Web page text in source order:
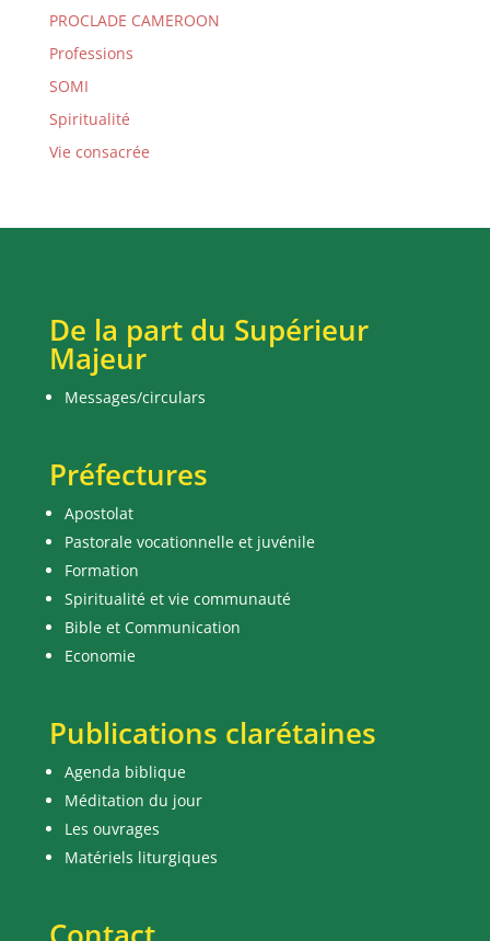
PROCLADE CAMEROON
Professions
SOMI
Spiritualité
Vie consacrée
De la part du Supérieur
Majeur
Messages/circulars
Préfectures
Apostolat
Pastorale vocationnelle et juvénile
Formation
Spiritualité et vie communauté
Bible et Communication
Economie
Publications clarétaines
Agenda biblique
Méditation du jour
Les ouvrages
Matériels liturgiques